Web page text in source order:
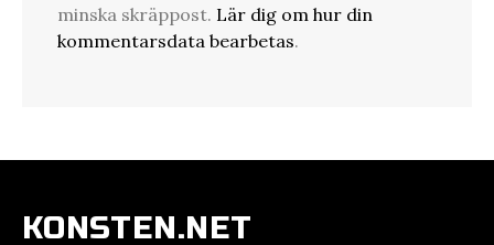
minska skräppost. Lär dig om hur din
kommentarsdata bearbetas.
KONSTEN.NET